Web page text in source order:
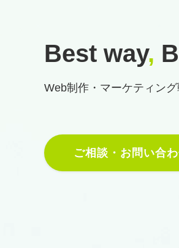
Best way,
Web制作・マーケティン
ご相談・お問い合